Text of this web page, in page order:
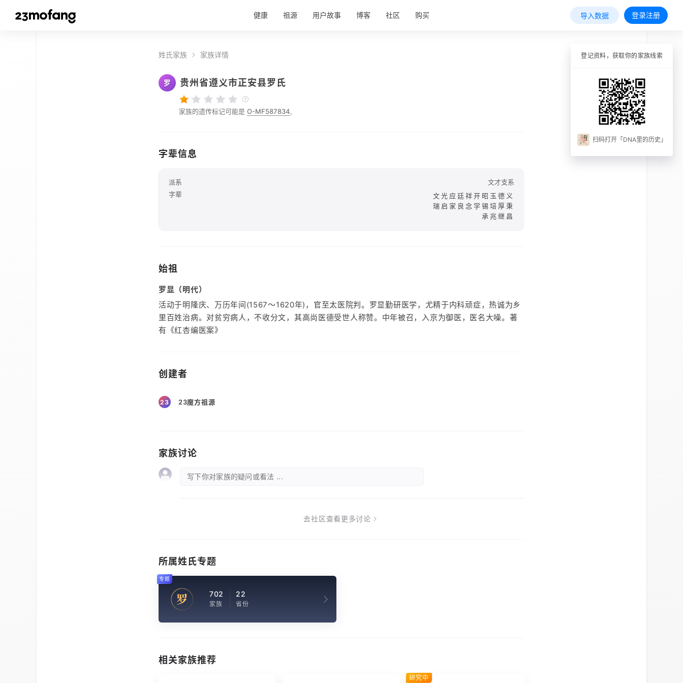
健康 祖源 用户故事 博客 社区 购买 导入数据 登录注册
姓氏家族 家族详情
罗 贵州省遵义市正安县罗氏
家族的遗传标记可能是 O-MF587834,
字辈信息
派系
文才支系
字辈
文光应廷祥开昭玉德义
瑞启家良念学锡培厚秉
承兆继昌
始祖
罗显（明代）
活动于明隆庆、万历年间(1567～1620年)，官至太医院判。罗显勤研医学，尤精于内科顽症，热诚为乡
里百姓治病。对贫穷病人，不收分文，其高尚医德受世人称赞。中年被召，入京为御医，医名大噪。著
有《红杏编医案》
创建者
23 23魔方祖源
家族讨论
写下你对家族的疑问或看法 ...
去社区查看更多讨论
所属姓氏专题
罗 702
家族
22
省份
专题
相关家族推荐
研究中
登记资料，获取你的家族线索
扫码打开「DNA里的历史」